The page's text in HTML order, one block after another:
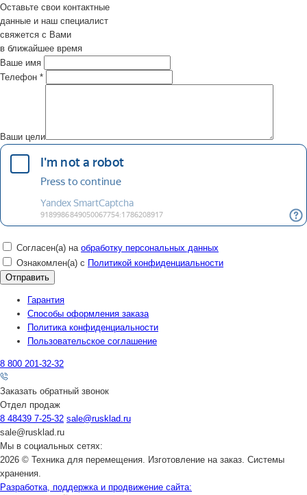
Оставьте свои контактные
данные и наш специалист
свяжется с Вами
в ближайшее время
Ваше имя
Телефон *
Ваши цели
Согласен(а) на обработку персональных данных
Ознакомлен(а) с Политикой конфиденциальности
Гарантия
Способы оформления заказа
Политика конфиденциальности
Пользовательское соглашение
8 800 201-32-32
Заказать обратный звонок
Отдел продаж
8 48439 7-25-32 sale@rusklad.ru
sale@rusklad.ru
Мы в социальных сетях:
2026 © Техника для перемещения. Изготовление на заказ. Системы
хранения.
Разработка, поддержка и продвижение сайта: